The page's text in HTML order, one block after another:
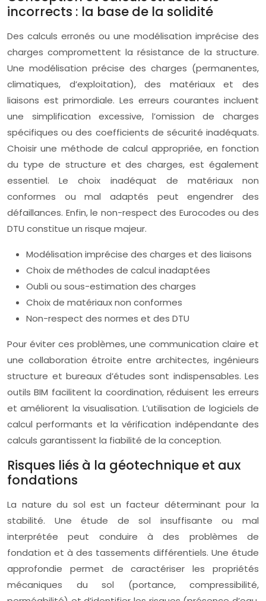
incorrects : la base de la solidité
Des calculs erronés ou une modélisation imprécise des
charges compromettent la résistance de la structure.
Une modélisation précise des charges (permanentes,
climatiques, d’exploitation), des matériaux et des
liaisons est primordiale. Les erreurs courantes incluent
une simplification excessive, l’omission de charges
spécifiques ou des coefficients de sécurité inadéquats.
Choisir une méthode de calcul appropriée, en fonction
du type de structure et des charges, est également
essentiel. Le choix inadéquat de matériaux non
conformes ou mal adaptés peut engendrer des
défaillances. Enfin, le non-respect des Eurocodes ou des
DTU constitue un risque majeur.
Modélisation imprécise des charges et des liaisons
Choix de méthodes de calcul inadaptées
Oubli ou sous-estimation des charges
Choix de matériaux non conformes
Non-respect des normes et des DTU
Pour éviter ces problèmes, une communication claire et
une collaboration étroite entre architectes, ingénieurs
structure et bureaux d’études sont indispensables. Les
outils BIM facilitent la coordination, réduisent les erreurs
et améliorent la visualisation. L’utilisation de logiciels de
calcul performants et la vérification indépendante des
calculs garantissent la fiabilité de la conception.
Risques liés à la géotechnique et aux
fondations
La nature du sol est un facteur déterminant pour la
stabilité. Une étude de sol insuffisante ou mal
interprétée peut conduire à des problèmes de
fondation et à des tassements différentiels. Une étude
approfondie permet de caractériser les propriétés
mécaniques du sol (portance, compressibilité,